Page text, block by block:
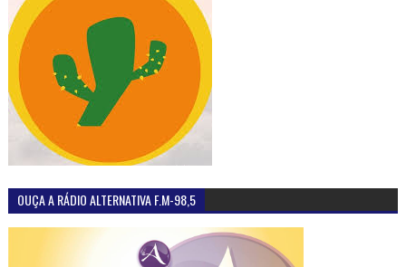
OUÇA A RÁDIO ALTERNATIVA F.M-98,5